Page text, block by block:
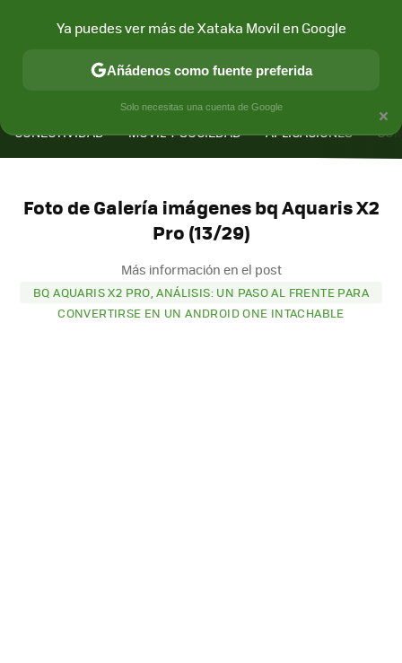
CONECTIVIDAD MÓVIL Y SOCIEDAD APLICACIONES
Foto de Galería imágenes bq Aquaris X2
Pro (13/29)
Más información en el post
BQ AQUARIS X2 PRO, ANÁLISIS: UN PASO AL FRENTE PARA
CONVERTIRSE EN UN ANDROID ONE INTACHABLE
×
Ya puedes ver más de Xataka Movil en Google
Añádenos como fuente preferida
Solo necesitas una cuenta de Google